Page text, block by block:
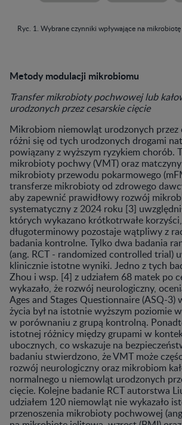
Ryc. 1. Wybrane czynniki wpływające na
Metody modulacji mikrobiomu
Transfer mikrobioty pochwowej lub
urodzonych przez cesarskie cięcie
Mikrobiom niemowląt urodzonych przez
różni się od tych urodzonych drogami
powiązany z wyższym ryzykiem chorób.
mikrobioty pochwy (VMT) oraz
mikrobioty przewodu pokarmowego
transferze mikrobioty od zdrowego
aby zapewnić prawidłowy rozwój
systematyczny z 2024 roku [3]
których wykazano krótkotrwałe
długoterminowy pozostaje wątpliwy z
badania kontrolne. Tylko dwa badania
(ang. RCT - randomized controlled trial)
klinicznie istotne wyniki. Jedno z tych
Zhou i wsp. [4] z udziałem 68 matek po
wykazało, że rozwój neurologiczny,
Ages and Stages Questionnaire (ASQ-3)
życia był na istotnie wyższym poziomie
w porównaniu z grupą kontrolną.
istotnej różnicy między grupami w
ubocznych, co wskazuje na
badaniu stwierdzono, że VMT może
rozwój neurologiczny oraz mikrobiom
normalnego u niemowląt urodzonych
cięcie. Kolejne badanie RCT autorstwa
udziałem 120 niemowląt nie wykazało
przenoszenia mikrobioty pochwowej